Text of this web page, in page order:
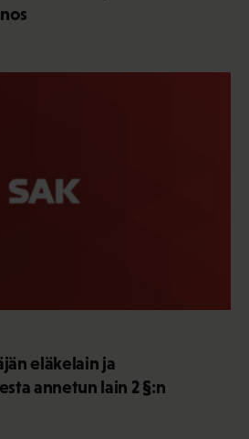
eläkelain ja
annetun lain 2 §:n